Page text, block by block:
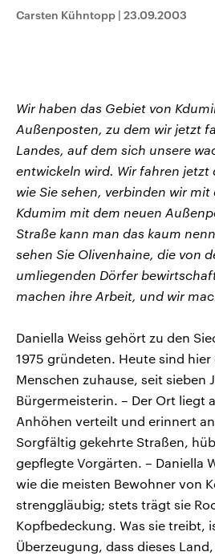
Umfragen, Prognosen,
Carsten Kühntopp | 23.09.2003
Wir haben das Gebiet von
Außenposten, zu dem wir jetzt
Landes, auf dem sich unsere
entwickeln wird. Wir fahren
wie Sie sehen, verbinden wir mit
Kdumim mit dem neuen
Straße kann man das kaum
sehen Sie Olivenhaine, die von
umliegenden Dörfer
machen ihre Arbeit, und wir
Daniella Weiss gehört zu den
1975 gründeten. Heute sind
Menschen zuhause, seit sieben
Bürgermeisterin. – Der Ort liegt
Anhöhen verteilt und erinnert
Sorgfältig gekehrte Straßen,
gepflegte Vorgärten. – Daniella
wie die meisten Bewohner von
strenggläubig; stets trägt sie
Kopfbedeckung. Was sie treibt,
Überzeugung, dass dieses